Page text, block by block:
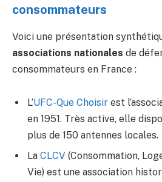
consommateurs
Voici une présentation
associations nationales de
consommateurs en France :
L’UFC-Que Choisir est
en 1951. Très active, elle
plus de 150 antennes locales.
La CLCV (Consommation,
Vie) est une association